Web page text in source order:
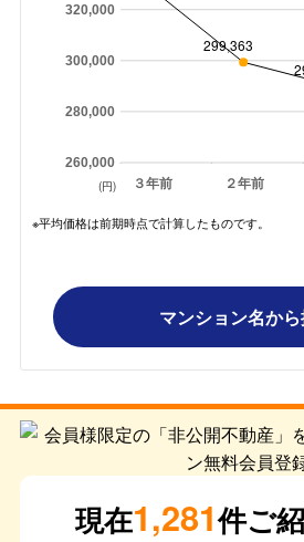
３年前 ２年前
260,000
280,000
300,000
320,000
299,363
(円)
※平均価格は前期時点で計算したものです。
マンション名か
現在1,281件ご